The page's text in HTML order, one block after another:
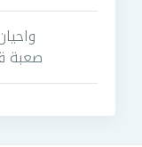
صعبة